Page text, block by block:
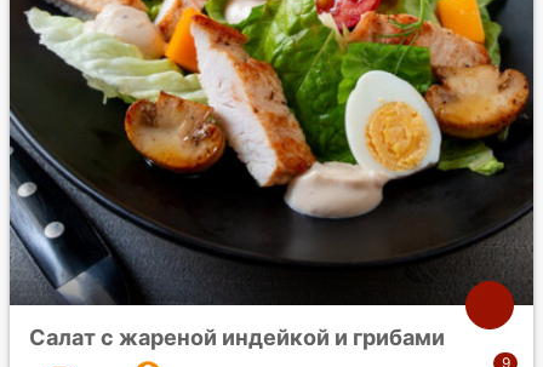
Салат с жареной индейкой и грибами